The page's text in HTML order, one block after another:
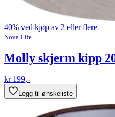
40% ved kjøp av 2 eller flere
Nova Life
Molly skjerm kipp
kr 199,-
Legg til ønskeliste